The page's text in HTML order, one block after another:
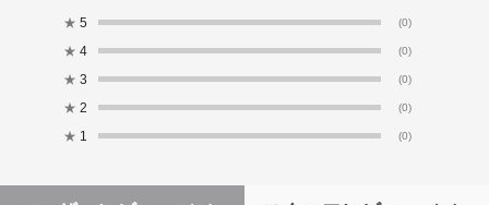
★ 5 (0)
★ 4 (0)
★ 3 (0)
★ 2 (0)
★ 1 (0)